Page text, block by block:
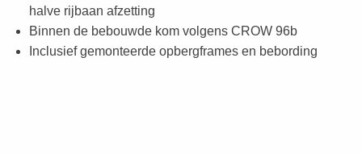
halve rijbaan afzetting
Binnen de bebouwde kom volgens CROW 96b
Inclusief gemonteerde opbergframes en bebording